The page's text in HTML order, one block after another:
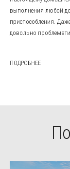
выполнения любой
приспособления.
довольно
ПОДРОБНЕЕ